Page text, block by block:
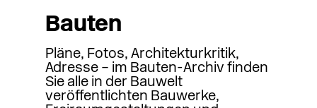
Bauten
Pläne, Fotos, Architekturkritik,
Adresse – im Bauten-Archiv finden
Sie alle in der Bauwelt
veröffentlichten Bauwerke,